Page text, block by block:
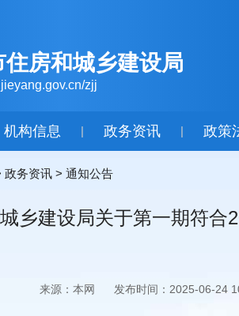
住房和城乡建设局
zjj
机构信息 | 政务资讯 | 政策
政务资讯 > 通知公告
乡建设局关于第一期符合
来源：本网 发布时间：2025-06-24